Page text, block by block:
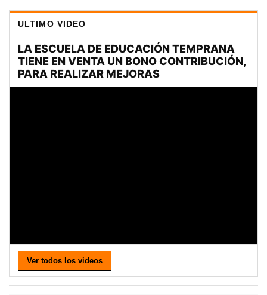
ULTIMO VIDEO
Ver todos los videos